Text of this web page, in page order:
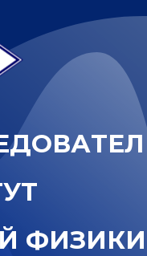
ДОВАТЕЛ
УТ
Й ФИЗИКИ